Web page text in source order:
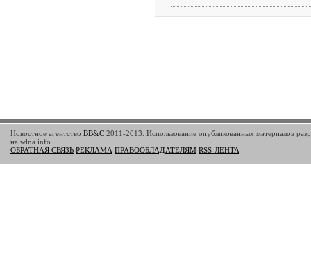
Новостное агентство BB&C 2011-2013. Использование опубликованных материалов
на wlna.info.
ОБРАТНАЯ СВЯЗЬ РЕКЛАМА ПРАВООБЛАДАТЕЛЯМ RSS-ЛЕНТА